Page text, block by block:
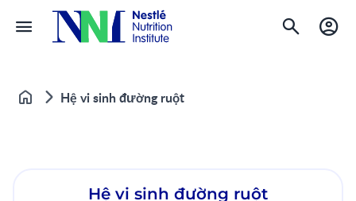
Home Hệ vi sinh đường ruột
Hệ vi sinh đường ruột